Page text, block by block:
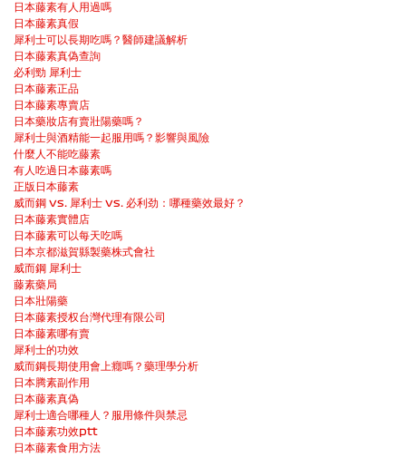
日本藤素有人用過嗎
日本藤素真假
犀利士可以長期吃嗎？醫師建議解析
日本藤素真偽查詢
必利勁 犀利士
日本藤素正品
日本藤素專賣店
日本藥妝店有賣壯陽藥嗎？
犀利士與酒精能一起服用嗎？影響與風險
什麼人不能吃藤素
有人吃過日本藤素嗎
正版日本藤素
威而鋼 vs. 犀利士 vs. 必利劲：哪種藥效最好？
日本藤素實體店
日本藤素可以每天吃嗎
日本京都滋賀縣製藥株式會社
威而鋼 犀利士
藤素藥局
日本壯陽藥
日本藤素授权台灣代理有限公司
日本藤素哪有賣
犀利士的功效
威而鋼長期使用會上癮嗎？藥理學分析
日本腾素副作用
日本藤素真偽
犀利士適合哪種人？服用條件與禁忌
日本藤素功效ptt
日本藤素食用方法